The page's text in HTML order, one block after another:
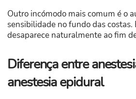
Outro incómodo mais comum é o
sensibilidade no fundo das costas.
desaparece naturalmente ao fim
Diferença entre
anestesia epidural